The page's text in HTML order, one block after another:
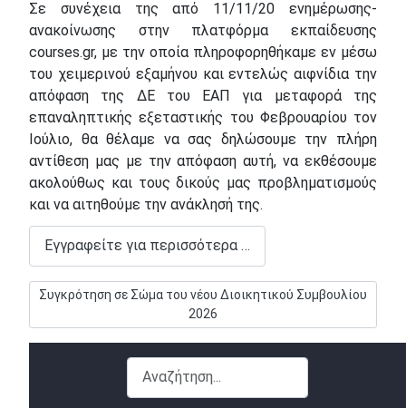
Σε συνέχεια της από 11/11/20 ενημέρωσης-
ανακοίνωσης στην πλατφόρμα εκπαίδευσης
courses.gr, με την οποία πληροφορηθήκαμε εν μέσω
του χειμερινού εξαμήνου και εντελώς αιφνίδια την
απόφαση της ΔΕ του ΕΑΠ για μεταφορά της
επαναληπτικής εξεταστικής του Φεβρουαρίου τον
Ιούλιο, θα θέλαμε να σας δηλώσουμε την πλήρη
αντίθεση μας με την απόφαση αυτή, να εκθέσουμε
ακολούθως και τους δικούς μας προβληματισμούς
και να αιτηθούμε την ανάκλησή της.
Εγγραφείτε για περισσότερα …
Επόμενο άρθρο: Συγκρότηση σε Σώμα του νέου Διοικητικού
Συγκρότηση σε Σώμα του νέου Διοικητικού Συμβουλίου
2026
Αναζήτηση...